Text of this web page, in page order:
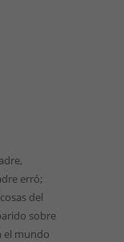
erró;
del
sobre
el mundo